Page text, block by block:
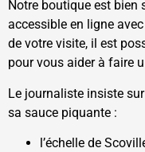
Notre boutique est bien
accessible en ligne
de votre visite, il est
pour vous aider à faire
Le journaliste insiste
sa sauce piquante :
l’échelle de